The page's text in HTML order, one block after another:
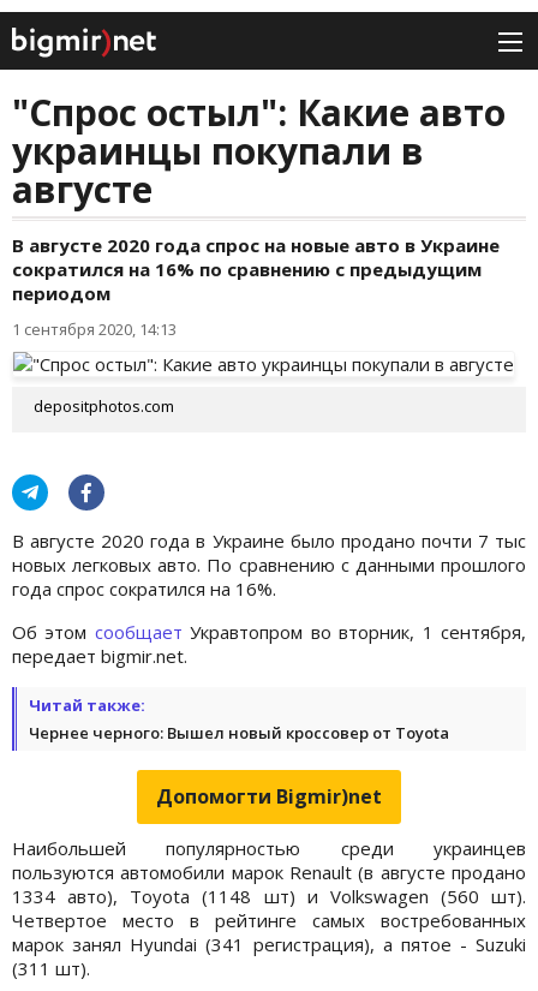
"Спрос остыл": Какие авто
украинцы покупали в
августе
В августе 2020 года спрос на новые авто в Украине
сократился на 16% по сравнению с предыдущим
периодом
1 сентября 2020, 14:13
depositphotos.com
В августе 2020 года в Украине было продано почти 7 тыс
новых легковых авто. По сравнению с данными прошлого
года спрос сократился на 16%.
Об этом сообщает Укравтопром во вторник, 1 сентября,
передает bigmir.net.
Читай также:
Чернее черного: Вышел новый кроссовер от Toyota
Допомогти Bigmir)net
Наибольшей популярностью среди украинцев
пользуются автомобили марок Renault (в августе продано
1334 авто), Toyota (1148 шт) и Volkswagen (560 шт).
Четвертое место в рейтинге самых востребованных
марок занял Hyundai (341 регистрация), а пятое - Suzuki
(311 шт).